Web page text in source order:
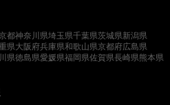
都神奈川県埼玉県千葉県茨城県新潟県
県大阪府兵庫県和歌山県京都府広島県
県徳島県愛媛県福岡県佐賀県長崎県熊本県